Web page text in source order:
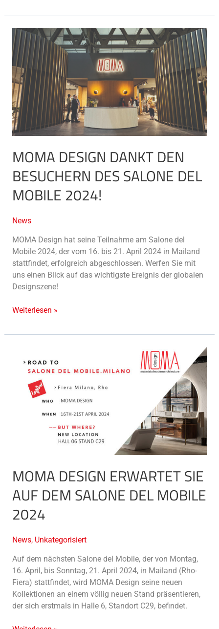
MOMA DESIGN DANKT DEN
BESUCHERN DES SALONE DEL
MOBILE 2024!
News
MOMA Design hat seine Teilnahme am Salone del
Mobile 2024, der vom 16. bis 21. April 2024 in Mailand
stattfindet, erfolgreich abgeschlossen. Werfen Sie mit
uns einen Blick auf das wichtigste Ereignis der globalen
Designszene!
MOMA
Design
dankt
den
Besuchern
des
Salone
del
Mobile
2024!
Weiterlesen »
MOMA DESIGN ERWARTET SIE
AUF DEM SALONE DEL MOBILE
2024
News, Unkategorisiert
Auf dem nächsten Salone del Mobile, der von Montag,
16. April, bis Sonntag, 21. April 2024, in Mailand (Rho-
Fiera) stattfindet, wird MOMA Design seine neuen
Kollektionen an einem völlig neuen Stand präsentieren,
der sich erstmals in Halle 6, Standort C29, befindet.
Design
erwartet